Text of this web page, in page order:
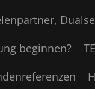
beginnen?